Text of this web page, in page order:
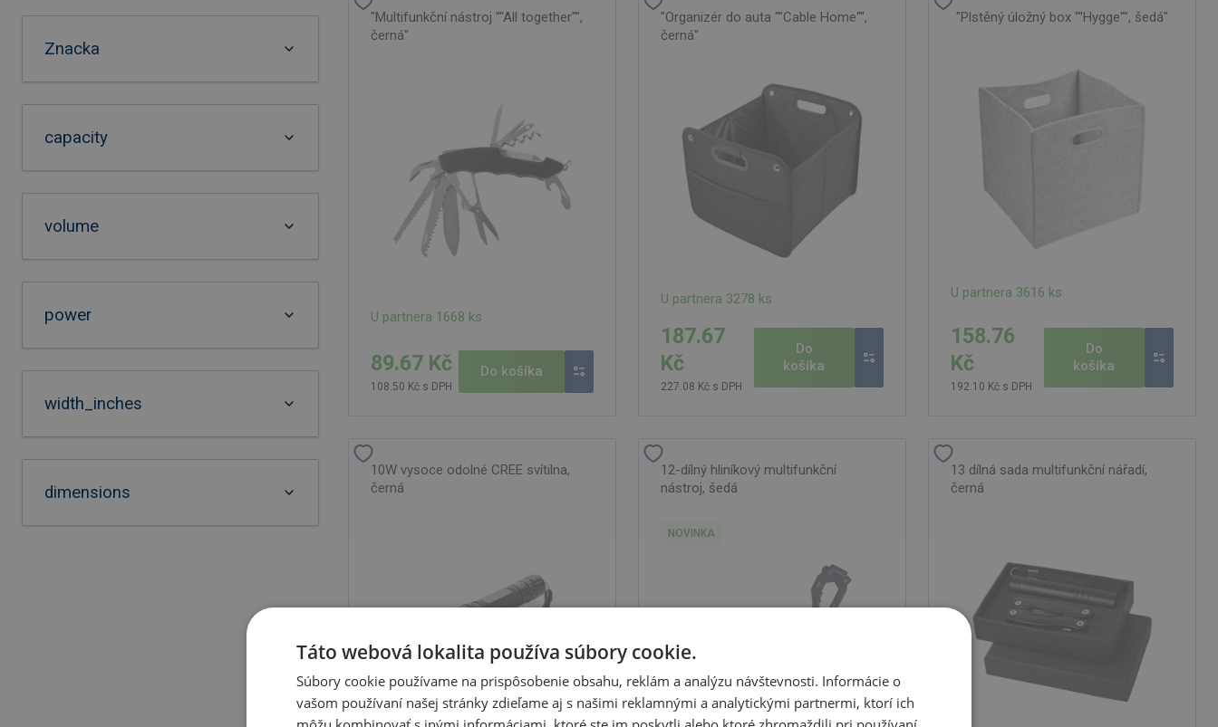
Znacka
capacity
volume
power
width_inches
dimensions
"Multifunkční nástroj ""All together"",
černá"
U partnera 1668 ks
89.67 Kč
108.50 Kč s DPH
Do košíka
"Organizér do auta ""Cable Home"",
černá"
U partnera 3278 ks
187.67
Kč
227.08 Kč s DPH
Do
košíka
"Plstěný úložný box ""Hygge"", šedá"
U partnera 3616 ks
158.76
Kč
192.10 Kč s DPH
Do
košíka
10W vysoce odolné CREE svítilna,
černá
12-dílný hliníkový multifunkční
nástroj, šedá
NOVINKA
13 dílná sada multifunkční nářadí,
černá
Táto webová lokalita používa súbory cookie.
Súbory cookie používame na prispôsobenie obsahu, reklám a analýzu návštevnosti. Informácie o
vašom používaní našej stránky zdieľame aj s našimi reklamnými a analytickými partnermi, ktorí ich